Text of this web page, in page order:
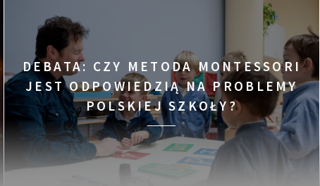
KUP BILET
DEBATA: CZY METODA MONTESSORI
JEST ODPOWIEDZIĄ NA PROBLEMY
POLSKIEJ SZKOŁY?